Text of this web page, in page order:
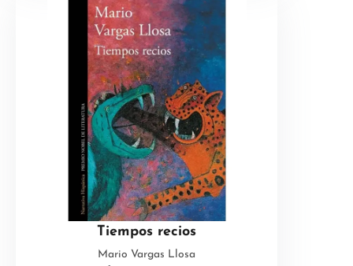
Tiempos recios
Mario Vargas Llosa